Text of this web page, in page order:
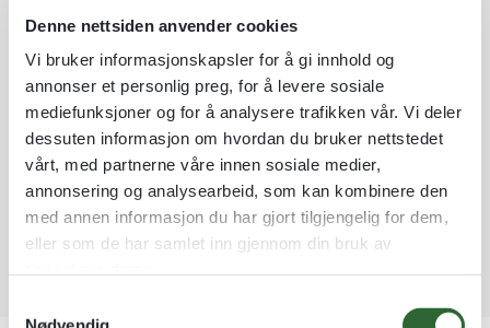
Denne nettsiden anvender cookies
Vi bruker informasjonskapsler for å gi innhold og
annonser et personlig preg, for å levere sosiale
mediefunksjoner og for å analysere trafikken vår. Vi deler
dessuten informasjon om hvordan du bruker nettstedet
vårt, med partnerne våre innen sosiale medier,
annonsering og analysearbeid, som kan kombinere den
med annen informasjon du har gjort tilgjengelig for dem,
eller som de har samlet inn gjennom din bruk av
eFri frakt på nettordrer over kr 2 500!
Kvantumsrabatt mange av våre produkter
Ordre som haster kan sendes innad 1-2 virkedager mot tillegg
Garantert trygg betaling